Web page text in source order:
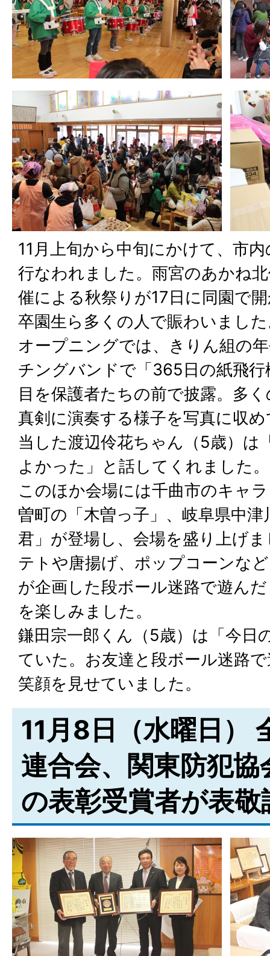
11月上旬から中旬にかけて、市
行なわれました。雨宮のあかね
催による秋祭りが17日に同園で
卒園生ら多くの人で賑わいまし
オープニングでは、きりん組の
チングバンドで「365日の紙飛
目を保護者たちの前で披露。多
真剣に演奏する様子を写真に収
当した渡辺伶花ちゃん（5歳）は
よかった」と話してくれました。
このほか会場には千曲市のキャ
曽町の「木曽っ子」、岐阜県中
君」が登場し、会場を盛り上げ
テトや唐揚げ、ポップコーンな
が企画した段ボール迷路で遊ん
を楽しみました。
鎌田宗一郎くん（5歳）は「今日
ていた。お友達と段ボール迷路
笑顔を見せていました。
11月8日（水曜日）
連合会、関東防犯協
の表彰受賞者が表敬